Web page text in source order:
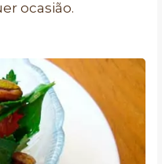
ocasião.